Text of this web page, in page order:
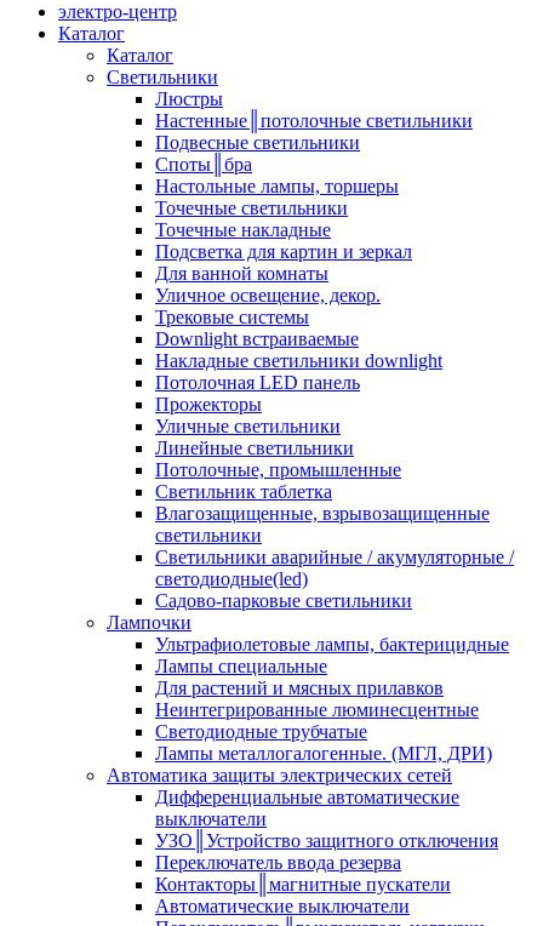
электро-центр
Каталог
Каталог
Светильники
Люстры
Настенные║потолочные светильники
Подвесные светильники
Споты║бра
Настольные лампы, торшеры
Точечные светильники
Точечные накладные
Подсветка для картин и зеркал
Для ванной комнаты
Уличное освещение, декор.
Трековые системы
Downlight встраиваемые
Накладные светильники downlight
Потолочная LED панель
Прожекторы
Уличные светильники
Линейные светильники
Потолочные, промышленные
Светильник таблетка
Влагозащищенные, взрывозащищенные
светильники
Светильники аварийные / акумуляторные /
светодиодные(led)
Садово-парковые светильники
Лампочки
Ультрафиолетовые лампы, бактерицидные
Лампы специальные
Для растений и мясных прилавков
Неинтегрированные люминесцентные
Светодиодные трубчатые
Лампы металлогалогенные. (МГЛ, ДРИ)
Автоматика защиты электрических сетей
Дифференциальные автоматические
выключатели
УЗО║Устройство защитного отключения
Переключатель ввода резерва
Контакторы║магнитные пускатели
Автоматические выключатели